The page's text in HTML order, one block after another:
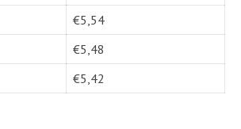
€5,54
€5,48
€5,42